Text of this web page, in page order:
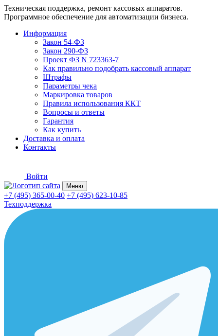
Техническая поддержка, ремонт кассовых аппаратов.
Программное обеспечение для автоматизации бизнеса.
Информация
Закон 54-ФЗ
Закон 290-ФЗ
Проект ФЗ N 723363-7
Как правильно подобрать кассовый аппарат
Штрафы
Параметры чека
Маркировка товаров
Правила использования ККТ
Вопросы и ответы
Гарантия
Как купить
Доставка и оплата
Контакты
Войти
Меню
+7 (495) 365-00-40 +7 (495) 623-10-85
Техподдержка